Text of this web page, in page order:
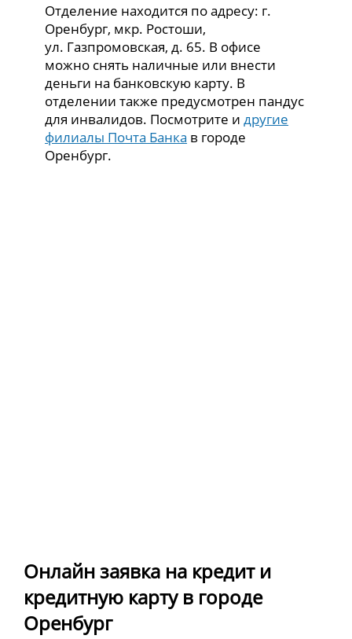
Отделение находится по адресу: г.
Оренбург, мкр. Ростоши,
ул. Газпромовская, д. 65. В офисе
можно снять наличные или внести
деньги на банковскую карту. В
отделении также предусмотрен пандус
для инвалидов. Посмотрите идругие
филиалы Почта Банка в городе
Оренбург.
Онлайн заявка на кредит и
кредитную карту в городе
Оренбург